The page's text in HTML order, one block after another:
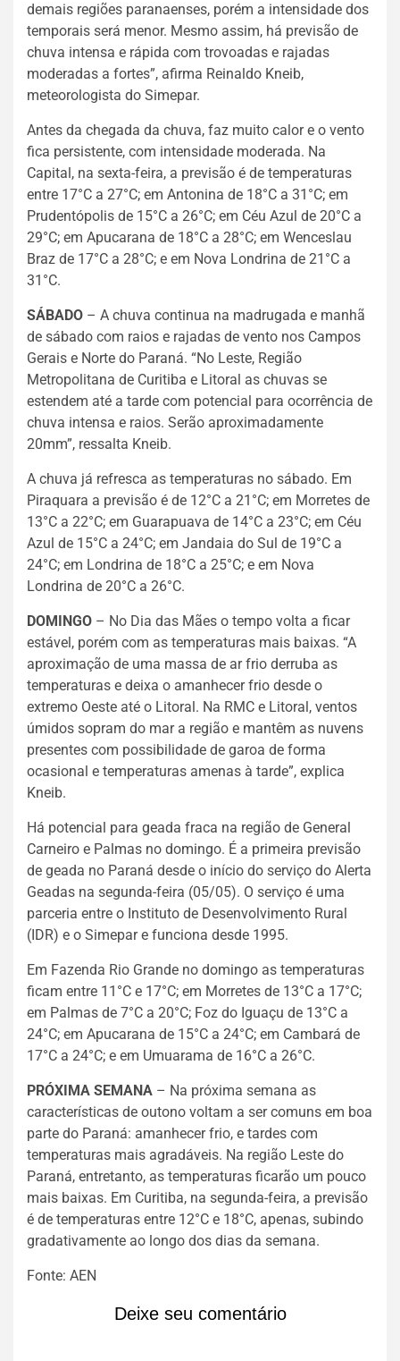
demais regiões paranaenses, porém a intensidade dos
temporais será menor. Mesmo assim, há previsão de
chuva intensa e rápida com trovoadas e rajadas
moderadas a fortes”, afirma Reinaldo Kneib,
meteorologista do Simepar.
Antes da chegada da chuva, faz muito calor e o vento
fica persistente, com intensidade moderada. Na
Capital, na sexta-feira, a previsão é de temperaturas
entre 17°C a 27°C; em Antonina de 18°C a 31°C; em
Prudentópolis de 15°C a 26°C; em Céu Azul de 20°C a
29°C; em Apucarana de 18°C a 28°C; em Wenceslau
Braz de 17°C a 28°C; e em Nova Londrina de 21°C a
31°C.
SÁBADO – A chuva continua na madrugada e manhã
de sábado com raios e rajadas de vento nos Campos
Gerais e Norte do Paraná. “No Leste, Região
Metropolitana de Curitiba e Litoral as chuvas se
estendem até a tarde com potencial para ocorrência de
chuva intensa e raios. Serão aproximadamente
20mm”, ressalta Kneib.
A chuva já refresca as temperaturas no sábado. Em
Piraquara a previsão é de 12°C a 21°C; em Morretes de
13°C a 22°C; em Guarapuava de 14°C a 23°C; em Céu
Azul de 15°C a 24°C; em Jandaia do Sul de 19°C a
24°C; em Londrina de 18°C a 25°C; e em Nova
Londrina de 20°C a 26°C.
DOMINGO – No Dia das Mães o tempo volta a ficar
estável, porém com as temperaturas mais baixas. “A
aproximação de uma massa de ar frio derruba as
temperaturas e deixa o amanhecer frio desde o
extremo Oeste até o Litoral. Na RMC e Litoral, ventos
úmidos sopram do mar a região e mantêm as nuvens
presentes com possibilidade de garoa de forma
ocasional e temperaturas amenas à tarde”, explica
Kneib.
Há potencial para geada fraca na região de General
Carneiro e Palmas no domingo. É a primeira previsão
de geada no Paraná desde o início do serviço do Alerta
Geadas na segunda-feira (05/05). O serviço é uma
parceria entre o Instituto de Desenvolvimento Rural
(IDR) e o Simepar e funciona desde 1995.
Em Fazenda Rio Grande no domingo as temperaturas
ficam entre 11°C e 17°C; em Morretes de 13°C a 17°C;
em Palmas de 7°C a 20°C; Foz do Iguaçu de 13°C a
24°C; em Apucarana de 15°C a 24°C; em Cambará de
17°C a 24°C; e em Umuarama de 16°C a 26°C.
PRÓXIMA SEMANA – Na próxima semana as
características de outono voltam a ser comuns em boa
parte do Paraná: amanhecer frio, e tardes com
temperaturas mais agradáveis. Na região Leste do
Paraná, entretanto, as temperaturas ficarão um pouco
mais baixas. Em Curitiba, na segunda-feira, a previsão
é de temperaturas entre 12°C e 18°C, apenas, subindo
gradativamente ao longo dos dias da semana.
Fonte: AEN
Deixe seu comentário